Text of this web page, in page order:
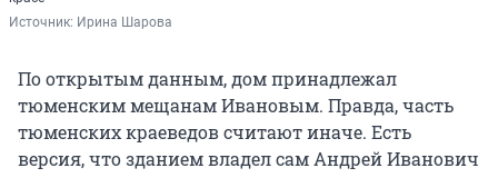
Источник: Ирина Шарова
По открытым данным, дом принадлежал
тюменским мещанам Ивановым. Правда, часть
тюменских краеведов считают иначе. Есть
версия, что зданием владел сам Андрей Иванович